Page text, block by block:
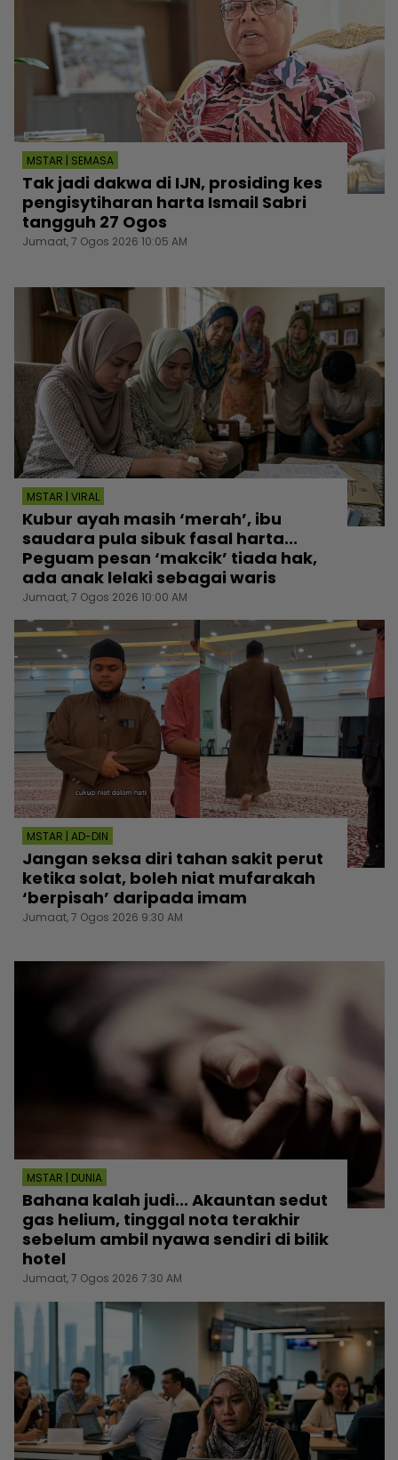
MSTAR | SEMASA
Tak jadi dakwa di IJN, prosiding kes
pengisytiharan harta Ismail Sabri
tangguh 27 Ogos
Jumaat, 7 Ogos 2026 10:05 AM
MSTAR | VIRAL
Kubur ayah masih ‘merah’, ibu
saudara pula sibuk fasal harta...
Peguam pesan ‘makcik’ tiada hak,
ada anak lelaki sebagai waris
Jumaat, 7 Ogos 2026 10:00 AM
MSTAR | AD-DIN
Jangan seksa diri tahan sakit perut
ketika solat, boleh niat mufarakah
‘berpisah’ daripada imam
Jumaat, 7 Ogos 2026 9:30 AM
MSTAR | DUNIA
Bahana kalah judi... Akauntan sedut
gas helium, tinggal nota terakhir
sebelum ambil nyawa sendiri di bilik
hotel
Jumaat, 7 Ogos 2026 7:30 AM